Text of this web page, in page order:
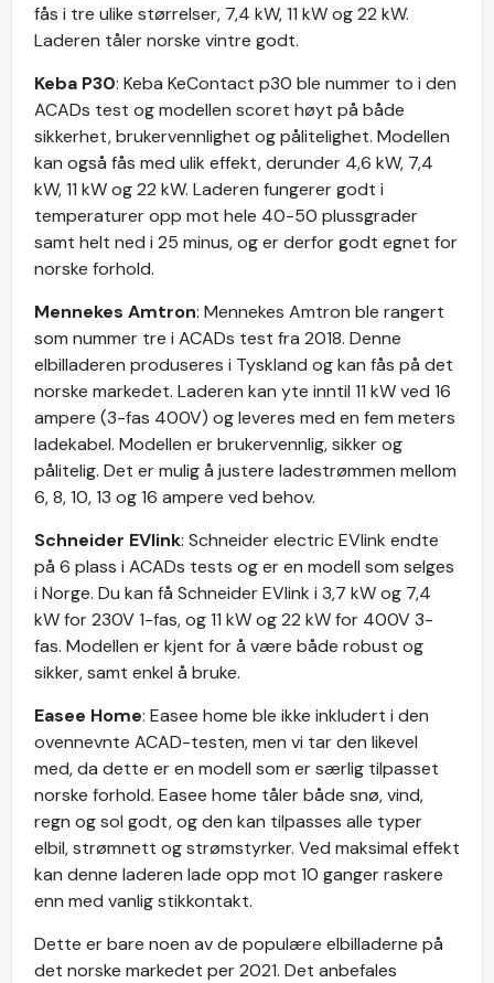
fås i tre ulike størrelser, 7,4 kW, 11 kW og 22 kW.
Laderen tåler norske vintre godt.
Keba P30: Keba KeContact p30 ble nummer to i den
ACADs test og modellen scoret høyt på både
sikkerhet, brukervennlighet og pålitelighet. Modellen
kan også fås med ulik effekt, derunder 4,6 kW, 7,4
kW, 11 kW og 22 kW. Laderen fungerer godt i
temperaturer opp mot hele 40-50 plussgrader
samt helt ned i 25 minus, og er derfor godt egnet for
norske forhold.
Mennekes Amtron: Mennekes Amtron ble rangert
som nummer tre i ACADs test fra 2018. Denne
elbilladeren produseres i Tyskland og kan fås på det
norske markedet. Laderen kan yte inntil 11 kW ved 16
ampere (3-fas 400V) og leveres med en fem meters
ladekabel. Modellen er brukervennlig, sikker og
pålitelig. Det er mulig å justere ladestrømmen mellom
6, 8, 10, 13 og 16 ampere ved behov.
Schneider EVlink: Schneider electric EVlink endte
på 6 plass i ACADs tests og er en modell som selges
i Norge. Du kan få Schneider EVlink i 3,7 kW og 7,4
kW for 230V 1-fas, og 11 kW og 22 kW for 400V 3-
fas. Modellen er kjent for å være både robust og
sikker, samt enkel å bruke.
Easee Home: Easee home ble ikke inkludert i den
ovennevnte ACAD-testen, men vi tar den likevel
med, da dette er en modell som er særlig tilpasset
norske forhold. Easee home tåler både snø, vind,
regn og sol godt, og den kan tilpasses alle typer
elbil, strømnett og strømstyrker. Ved maksimal effekt
kan denne laderen lade opp mot 10 ganger raskere
enn med vanlig stikkontakt.
Dette er bare noen av de populære elbilladerne på
det norske markedet per 2021. Det anbefales